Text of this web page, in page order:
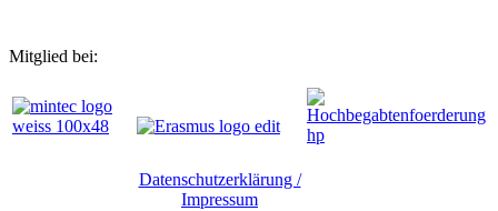
Mitglied bei:
Datenschutzerklärung /
Impressum